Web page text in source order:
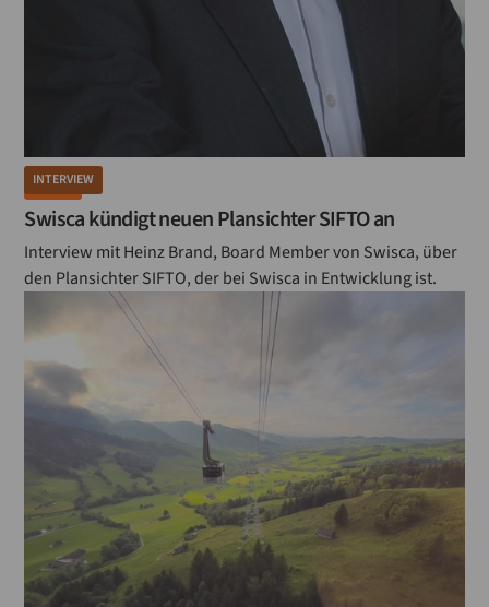
INTERVIEW
MÜHLE
Swisca kündigt neuen Plansichter SIFTO an
Interview mit Heinz Brand, Board Member von Swisca, über
den Plansichter SIFTO, der bei Swisca in Entwicklung ist.